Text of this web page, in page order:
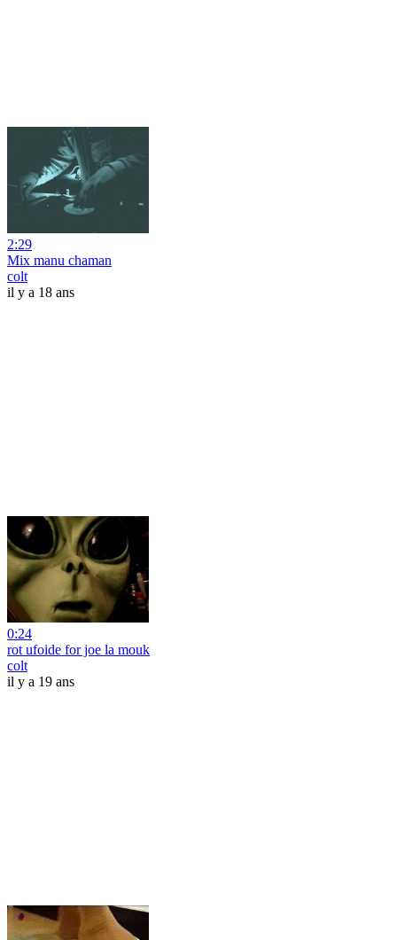
2:29
Mix manu chaman
colt
il y a 18 ans
0:24
rot ufoide for joe la mouk
colt
il y a 19 ans